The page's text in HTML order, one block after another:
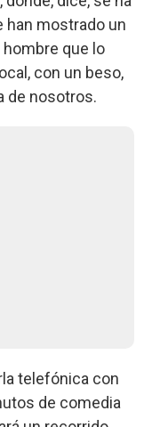
han mostrado un
que lo
con un beso,
de nosotros.
telefónica con
de comedia